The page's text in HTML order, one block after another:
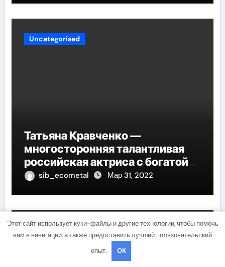
Uncategorised
Татьяна Кравченко —
многосторонняя талантливая
российская актриса с богатой
биографией и успешной
sib_ecometal Мар 31, 2022
Uncategorised
Этот сайт использует куки-файлы и другие технологии, чтобы помочь
вам в навигации, а также предоставить лучший пользовательский
опыт.
OK